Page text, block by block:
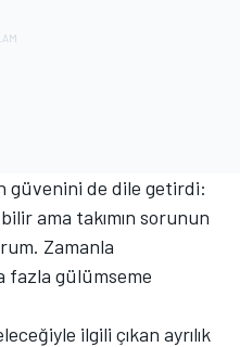
güvenini de dile getirdi:
ama takımın sorunun
Zamanla
fazla gülümseme
ilgili çıkan ayrılık